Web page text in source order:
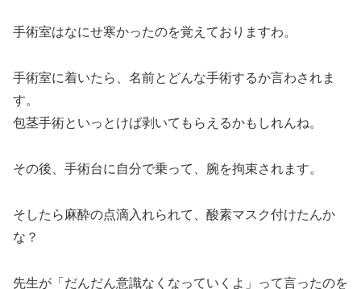
手術室はなにせ寒かったのを覚えておりますわ。
手術室に着いたら、名前とどんな手術するか言わされま
す。
包茎手術といっとけば剥いてもらえるかもしれんね。
その後、手術台に自分で乗って、腕を拘束されます。
そしたら麻酔の点滴入れられて、酸素マスク付けたんか
な？
先生が「だんだん意識なくなっていくよ」って言ったのを